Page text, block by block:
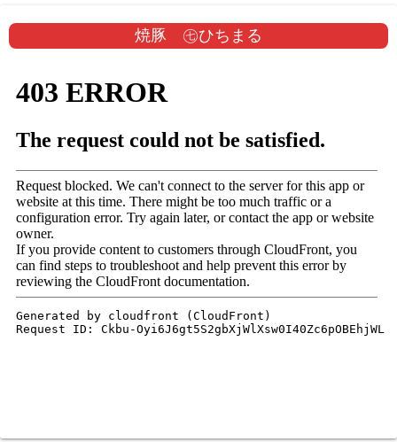
焼豚 ㊆ひちまる